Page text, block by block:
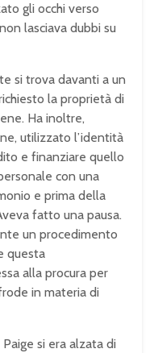
gli occhi verso
lasciava dubbi su
si trova davanti a un
la proprietà di
Ha inoltre,
utilizzato l’identità
e finanziare quello
con una
e prima della
fatto una pausa.
un procedimento
questa
alla procura per
in materia di
Paige si era alzata di